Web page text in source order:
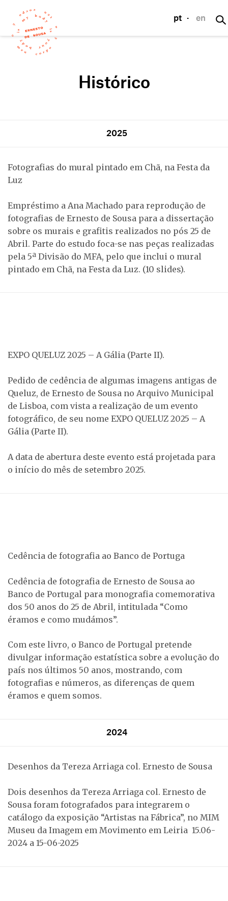
pt · en
Histórico
2025
Fotografias do mural pintado em Chã, na Festa da
Luz
Empréstimo a Ana Machado para reprodução de
fotografias de Ernesto de Sousa para a dissertação
sobre os murais e grafitis realizados no pós 25 de
Abril. Parte do estudo foca-se nas peças realizadas
pela 5ª Divisão do MFA, pelo que inclui o mural
pintado em Chã, na Festa da Luz. (10 slides).
EXPO QUELUZ 2025 – A Gália (Parte II).
Pedido de cedência de algumas imagens antigas de
Queluz, de Ernesto de Sousa no Arquivo Municipal
de Lisboa, com vista a realização de um evento
fotográfico, de seu nome EXPO QUELUZ 2025 – A
Gália (Parte II).
A data de abertura deste evento está projetada para
o início do mês de setembro 2025.
Cedência de fotografia ao Banco de Portuga
Cedência de fotografia de Ernesto de Sousa ao
Banco de Portugal para monografia comemorativa
dos 50 anos do 25 de Abril, intitulada “Como
éramos e como mudámos”.
Com este livro, o Banco de Portugal pretende
divulgar informação estatística sobre a evolução do
país nos últimos 50 anos, mostrando, com
fotografias e números, as diferenças de quem
éramos e quem somos.
2024
Desenhos da Tereza Arriaga col. Ernesto de Sousa
Dois desenhos da Tereza Arriaga col. Ernesto de
Sousa foram fotografados para integrarem o
catálogo da exposição “Artistas na Fábrica”, no MIM
Museu da Imagem em Movimento em Leiria 15.06-
2024 a 15-06-2025